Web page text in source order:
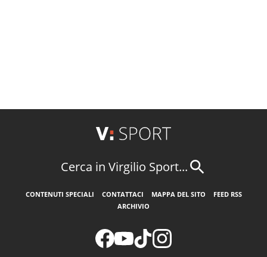
Cerca in Virgilio Sport...
CONTENUTI SPECIALI CONTATTACI MAPPA DEL SITO
FEED RSS
ARCHIVIO